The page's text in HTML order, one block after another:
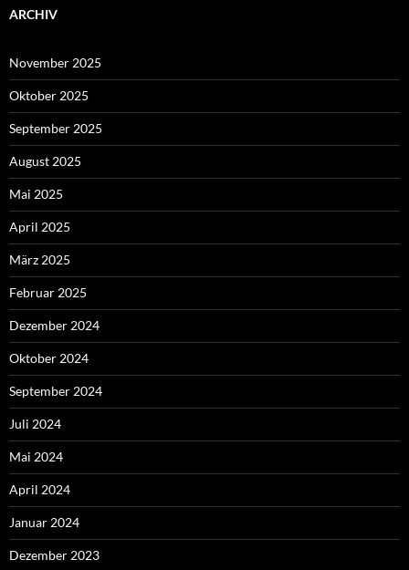
ARCHIV
November 2025
Oktober 2025
September 2025
August 2025
Mai 2025
April 2025
März 2025
Februar 2025
Dezember 2024
Oktober 2024
September 2024
Juli 2024
Mai 2024
April 2024
Januar 2024
Dezember 2023